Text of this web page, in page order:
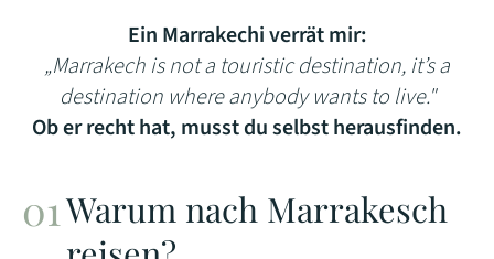
Ein Marrakechi verrät mir:
„Marrakech is not a touristic destination, it’s a
destination where anybody wants to live."
Ob er recht hat, musst du selbst herausfinden.
Warum nach Marrakesch